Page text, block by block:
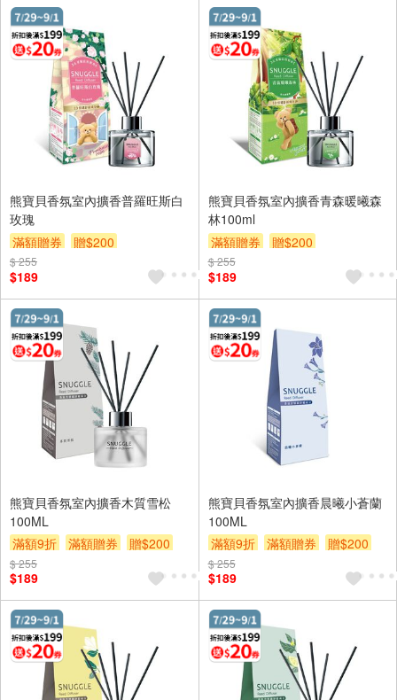
熊寶貝香氛室內擴香普羅旺斯白
玫瑰
滿額贈券
贈$200
$ 255
$189
熊寶貝香氛室內擴香青森暖曦森
林100ml
滿額贈券
贈$200
$ 255
$189
熊寶貝香氛室內擴香木質雪松
100ML
滿額9折
滿額贈券 贈$200
$ 255
$189
熊寶貝香氛室內擴香晨曦小蒼蘭
100ML
滿額9折
滿額贈券 贈$200
$ 255
$189